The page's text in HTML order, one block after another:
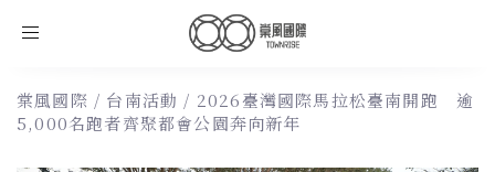
Toggle
棠風國際 / 台南活動 / 2026臺灣國際馬拉松臺南開跑 逾
5,000名跑者齊聚都會公園奔向新年